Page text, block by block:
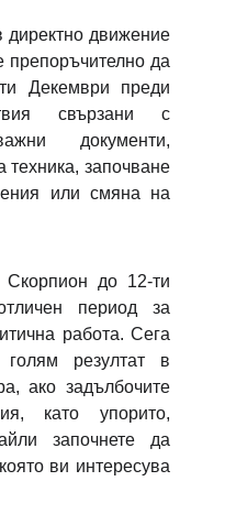
движение
препоръчително да
Декември преди
свързани с
документи,
техника, започване
или смяна на
до 12-ти
период за
работа. Сега
резултат в
ако задълбочите
като упорито,
започнете да
ви интересува